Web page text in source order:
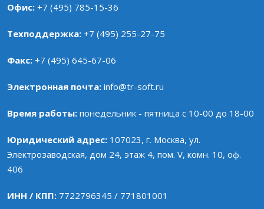
Офис: +7 (495) 785-15-36
Техподдержка: +7 (495) 255-27-75
Факс: +7 (495) 645-67-06
Электронная почта: info@tr-soft.ru
Время работы: понедельник - пятница с 10-00 до 18-00
Юридический адрес: 107023, г. Москва, ул.
Электрозаводская, дом 24, этаж 4, пом. V, комн. 10, оф.
406
ИНН / КПП: 7722796345 / 771801001